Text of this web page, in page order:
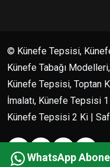
© Künefe Tepsisi,
Künefe Tabağı
Künefe Tepsisi, Toptan
İmalatı, Künefe Tepsisi
Künefe Tepsisi 2 Ki |
WhatsApp